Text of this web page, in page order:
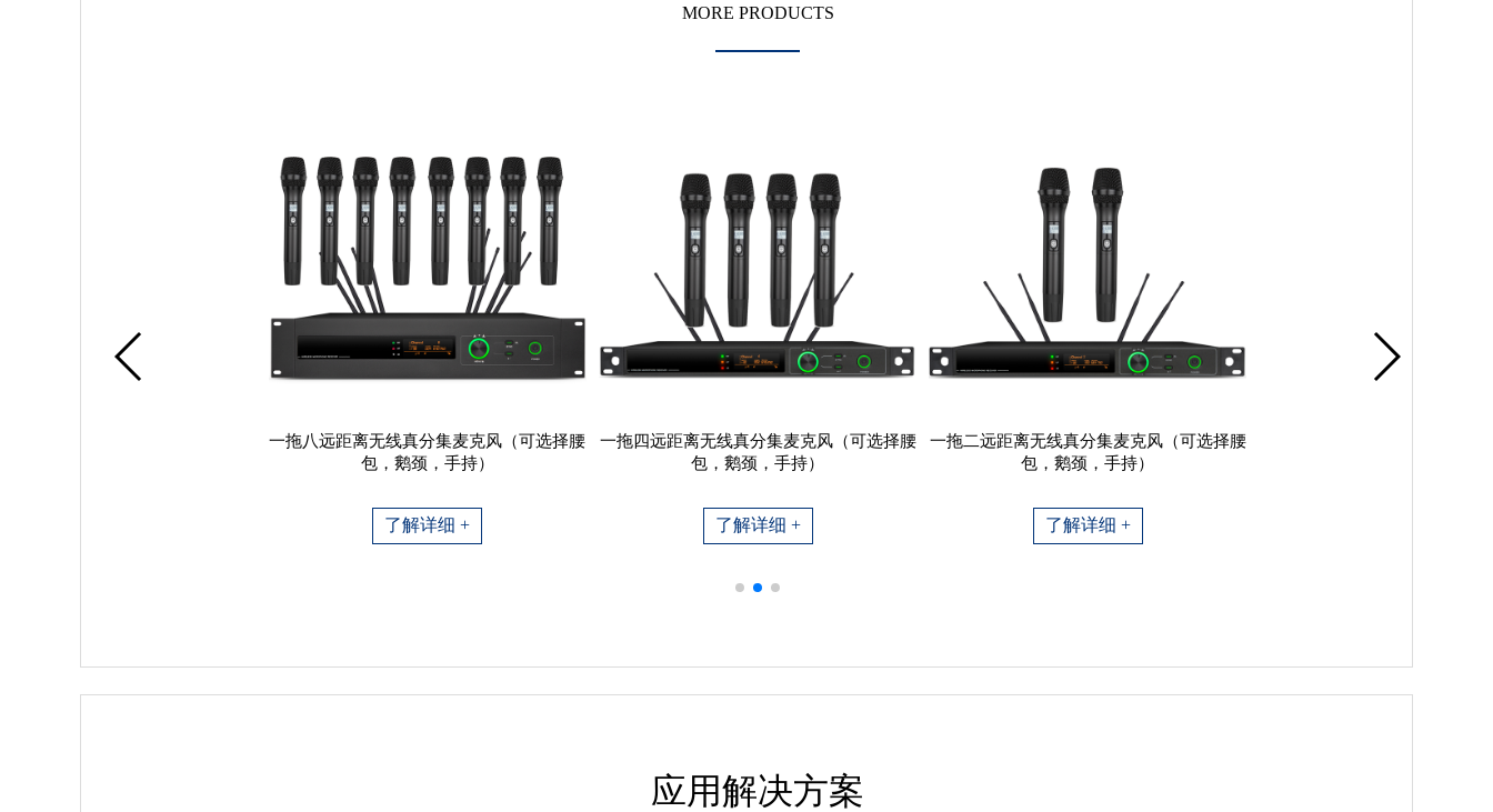
MORE PRODUCTS
一拖八远距离无线真分集麦克风（可选择腰
包，鹅颈，手持）
了解详细 +
一拖四远距离无线真分集麦克风（可选择腰
包，鹅颈，手持）
了解详细 +
一拖二远距离无线真分集麦克风（可选择腰
包，鹅颈，手持）
了解详细 +
应用解决方案